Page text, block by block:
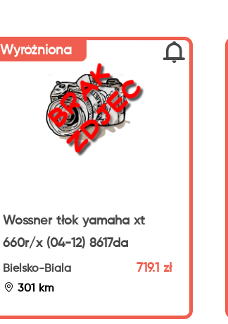
Wyróżniona
Wossner tłok yamaha xt
660r/x (04-12) 8617da
Bielsko-Biala
301 km
719.1 zł